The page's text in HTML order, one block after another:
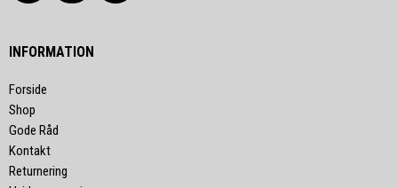
INFORMATION
Forside
Shop
Gode Råd
Kontakt
Returnering